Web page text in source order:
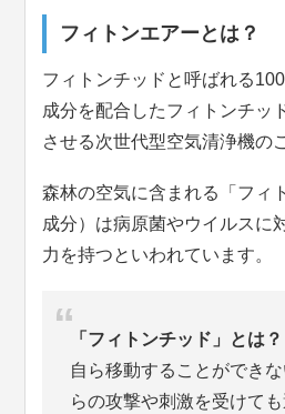
フィトンエアーとは？
フィトンチッドと呼ばれる
成分を配合したフィトンチッ
させる次世代型空気清浄機の
森林の空気に含まれる「フィ
成分）は病原菌やウイルスに
力を持つといわれています。
「フィトンチッド」とは？
自ら移動することができ
らの攻撃や刺激を受けて